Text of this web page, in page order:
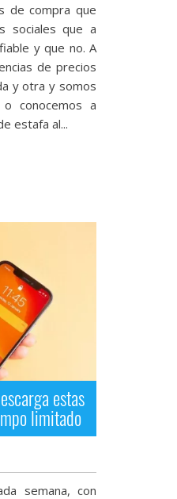
de compra que
sociales que a
y que no. A
de precios
y otra y somos
conocemos a
estafa al...
estas
limitado
semana, con